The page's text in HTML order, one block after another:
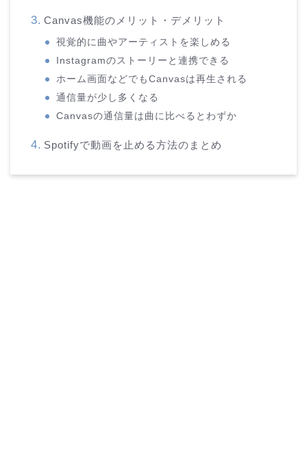
Canvas機能のメリット・デメリット
視覚的に曲やアーティストを楽しめる
Instagramのストーリーと連携できる
ホーム画面などでもCanvasは再生される
通信量が少し多くなる
Canvasの通信量は曲に比べるとわずか
Spotifyで動画を止める方法のまとめ